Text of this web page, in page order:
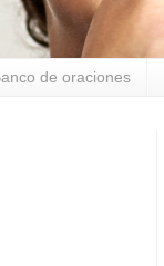
de oraciones